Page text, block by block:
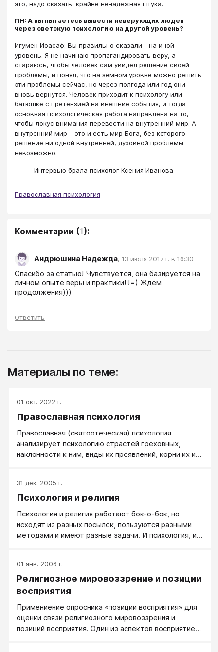
это, надо сказать, крайне ненадежная штука.
ПН: А вы пытаетесь вывести неверующих людей
через светскую психологию на другой уровень?
Игумен Иоасаф: Вы правильно сказали - на иной
уровень. Я не начинаю пропагандировать веру, а
стараюсь, чтобы человек сам увидел решение своей
проблемы, и понял, что на земном уровне можно решить
эти проблемы сейчас, но через полгода или год они
вновь вернутся. Человек приходит к психологу или
батюшке с претензией на внешние события, и тогда
основная психологическая работа направлена на то,
чтобы локус внимания перевести на внутренний мир. А
внутренний мир – это и есть мир Бога, без которого
решение ни одной внутренней, духовной проблемы
невозможно.
Интервью брала психолог Ксения Иванова
Православная психология
Комментарии (1):
Андрюшина Надежда, 13 июля 2017 г. в 16:30
Спасибо за статью! Чувствуется, она базируется на
личном опыте веры и практики!!!=) Ждем
продолжения)))
Ответить
Материалы по теме:
01 окт. 2022 г.
Православная психология
Православная (святоотеческая) психология
анализирует психологию страстей греховных,
наклонности к ним, виды их проявлений, корни их и
приводит к покаянию, которое не есть осознание
наименованиями греха священнику на исповеди, но
принесением плодов осознания греха.
31 дек. 2005 г.
Психология и религия
Психология и религия работают бок-о-бок, но
исходят из разных посылок, пользуются разными
методами и имеют разные задачи. И психология, и
двумя мировоззрениями можно
продемонстрировать на примере известной
библейской истории.
01 янв. 2006 г.
Религиозное мировоззрение и позиции
восприятия
Примениение опросника «позиции восприятия» для
оценки связи религиозного мировоззрения и
позиций восприятия. Один из аспектов восприятие